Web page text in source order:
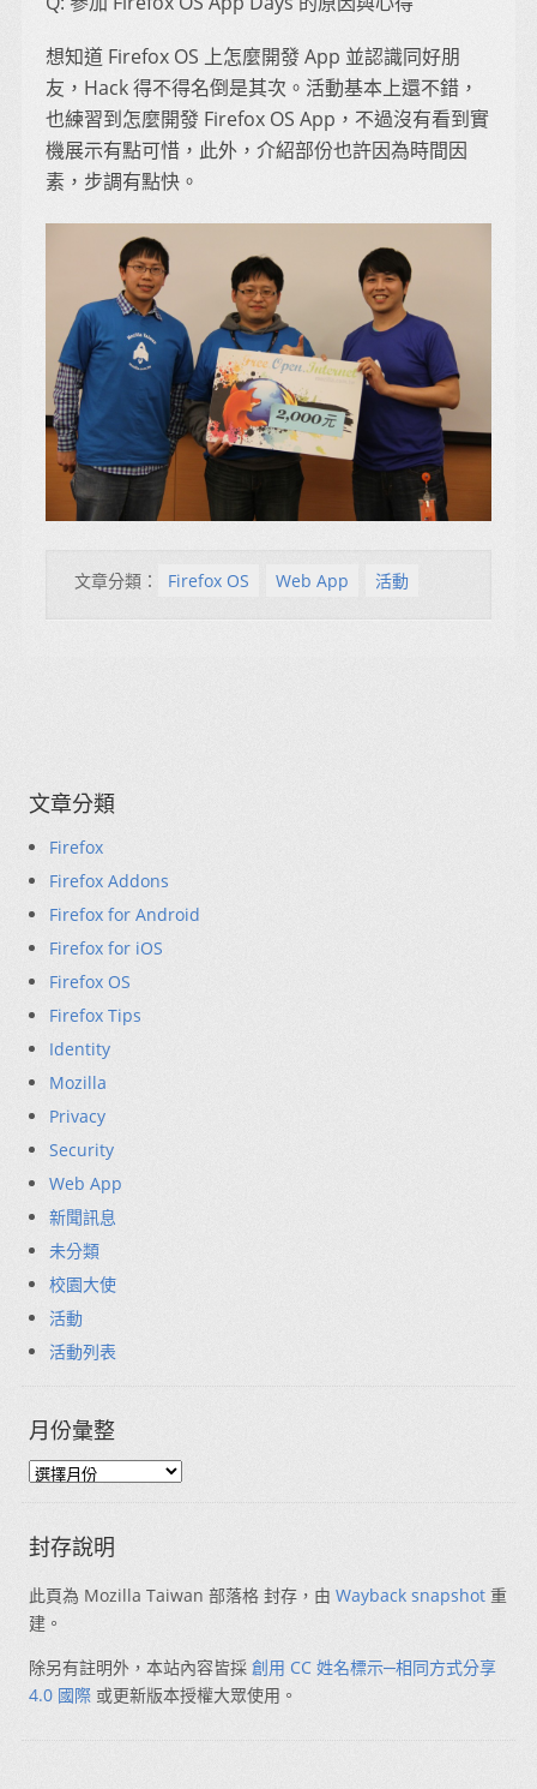
想知道 Firefox OS 上怎麼開發 App 並認識同好朋
友，Hack 得不得名倒是其次。活動基本上還不錯，
也練習到怎麼開發 Firefox OS App，不過沒有看到實
機展示有點可惜，此外，介紹部份也許因為時間因
素，步調有點快。
文章分類： Firefox OS Web App 活動
文章分類
Firefox
Firefox Addons
Firefox for Android
Firefox for iOS
Firefox OS
Firefox Tips
Identity
Mozilla
Privacy
Security
Web App
新聞訊息
未分類
校園大使
活動
活動列表
月份彙整
封存說明
此頁為 Mozilla Taiwan 部落格 封存，由 Wayback snapshot 重
建。
除另有註明外，本站內容皆採 創用 CC 姓名標示─相同方式分享
4.0 國際 或更新版本授權大眾使用。